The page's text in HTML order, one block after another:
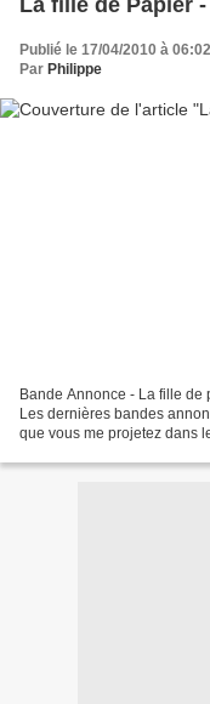
La fille de Papier
Publié le 17/04/2010 à 06:02
Par Philippe
Bande Annonce - La fille de
Les dernières bandes
que vous me projetez dans